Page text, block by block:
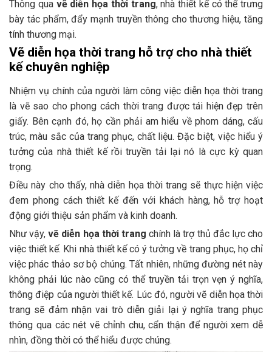
Thông qua vẽ diễn họa thời trang, nhà thiết kế có thể trưng
bày tác phẩm, đẩy mạnh truyền thông cho thương hiệu, tăng
tính thương mại.
Vẽ diễn họa thời trang hỗ trợ cho nhà thiết
kế chuyên nghiệp
Nhiệm vụ chính của người làm công việc diễn họa thời trang
là vẽ sao cho phong cách thời trang được tái hiện đẹp trên
giấy. Bên cạnh đó, họ cần phải am hiểu về phom dáng, cấu
trúc, màu sắc của trang phục, chất liệu. Đặc biệt, việc hiểu ý
tưởng của nhà thiết kế rồi truyền tải lại nó là cực kỳ quan
trọng.
Điều này cho thấy, nhà diễn họa thời trang sẽ thực hiện việc
đem phong cách thiết kế đến với khách hàng, hỗ trợ hoạt
động giới thiệu sản phẩm và kinh doanh.
Như vậy,vẽ diễn họa thời trang chính là trợ thủ đắc lực cho
việc thiết kế. Khi nhà thiết kế có ý tưởng về trang phục, họ chỉ
việc phác thảo sơ bộ chúng. Tất nhiên, những đường nét này
không phải lúc nào cũng có thể truyền tải trọn vẹn ý nghĩa,
thông điệp của người thiết kế. Lúc đó, người vẽ diễn họa thời
trang sẽ đảm nhận vai trò diễn giải lại ý nghĩa trang phục
thông qua các nét vẽ chỉnh chu, cẩn thận để người xem dễ
nhìn, đồng thời có thể hiểu được chúng.